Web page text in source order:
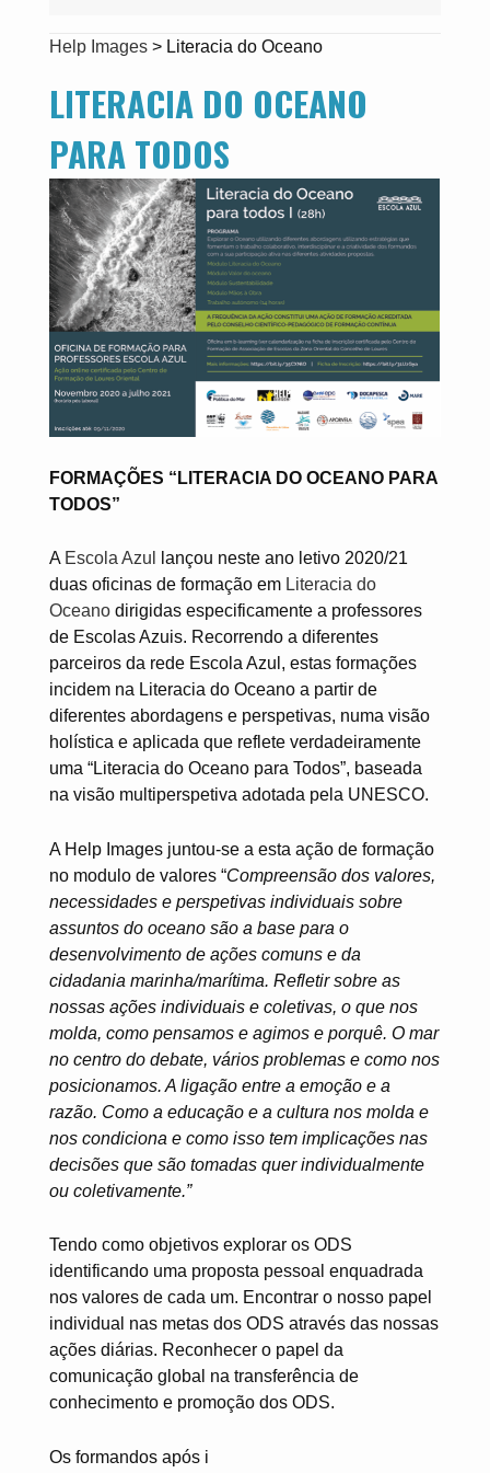
Help Images> Literacia do Oceano
LITERACIA DO OCEANO
PARA TODOS
FORMAÇÕES “LITERACIA DO OCEANO PARA
TODOS”
A Escola Azul
lançou neste ano letivo 2020/21
duas oficinas de formação em Literacia do
Oceanodirigidas especificamente a professores
de Escolas Azuis. Recorrendo a diferentes
parceiros da rede Escola Azul, estas formações
incidem na Literacia do Oceano a partir de
diferentes abordagens e perspetivas, numa visão
holística e aplicada que reflete verdadeiramente
uma “Literacia do Oceano para Todos”, baseada
na visão multiperspetiva adotada pela UNESCO.
A Help Images juntou-se a esta ação de formação
no modulo de valores “Compreensão dos valores,
necessidades e perspetivas individuais sobre
assuntos do oceano são a base para o
desenvolvimento de ações comuns e da
cidadania marinha/marítima. Refletir sobre as
nossas ações individuais e coletivas, o que nos
molda, como pensamos e agimos e porquê. O mar
no centro do debate, vários problemas e como nos
posicionamos. A ligação entre a emoção e a
razão. Como a educação e a cultura nos molda e
nos condiciona e como isso tem implicações nas
decisões que são tomadas quer individualmente
ou coletivamente.”
Tendo como objetivos explorar os ODS
identificando uma proposta pessoal enquadrada
nos valores de cada um. Encontrar o nosso papel
individual nas metas dos ODS através das nossas
ações diárias. Reconhecer o papel da
comunicação global na transferência de
conhecimento e promoção dos ODS.
Os formandos após i